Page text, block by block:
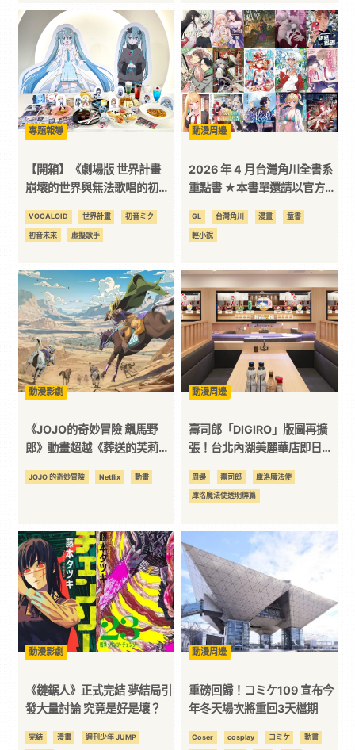
3C
科
技
全
方
位
資
訊
平
台
專題報導
【開箱】《劇場版 世界計畫
崩壞的世界與無法歌唱的初音
回最初歌唱的勇氣！
VOCALOID 世界計畫 初音ミク
初音未來 虛擬歌手
動漫周邊
2026 年 4 月台灣角川全書系
重點書 ★本書單還請以官方實
GL 台灣角川 漫畫 童書
輕小說
動漫影劇
《JOJO的奇妙冒險 飆馬野
郎》動畫超越《葬送的芙莉
JOJO 的奇妙冒險 Netflix 動畫
動漫周邊
壽司郎「DIGIRO」版圖再擴
張！台北內湖美麗華店即日起
供大直商圈親子家庭新選擇
周邊 壽司郎 庫洛魔法使
庫洛魔法使透明牌篇
動漫影劇
《鏈鋸人》正式完結 夢結局引
發大量討論 究竟是好是壞？
完結 漫畫 週刊少年 JUMP
動漫周邊
重磅回歸！コミケ109 宣布今
年冬天場次將重回3天檔期
Coser cosplay コミケ 動畫